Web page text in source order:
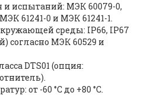
и испытаний: МЭК 60079-0,
61241-0 и МЭК 61241-1.
среды: IP66, IP67
согласно МЭК 60529 и
DTS01 (опция:
от -60 °C до +80 °C.